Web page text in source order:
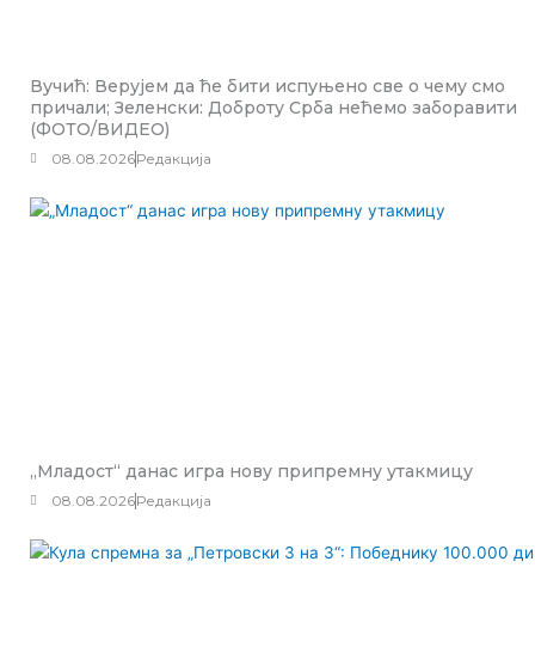
Вучић: Верујем да ће бити испуњено све о чему смо
причали; Зеленски: Доброту Срба нећемо заборавити
(ФОТО/ВИДЕО)
08.08.2026Редакција
„Младост“ данас игра нову припремну утакмицу
08.08.2026Редакција